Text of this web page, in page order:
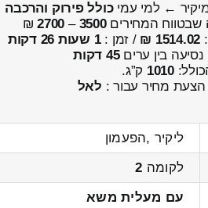
← למי עמיכולל פירוק והרכבה
המחירים3500
–
2700
₪
1514.02 ₪ / זמן :1 שעות 26 דקות
בין ערים45 דקות
1010 ק”ג.
מחיר עבור : לאל
ליקיר ,הפעמון
לקומה 2
עם מעלית משא